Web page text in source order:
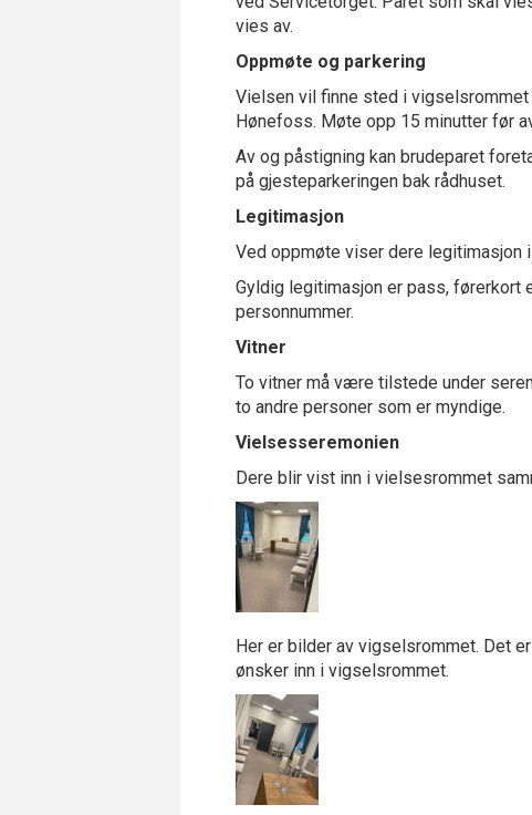
vies av.
Oppmøte og parkering
Vielsen vil finne sted i vigselsrommet
Hønefoss. Møte opp 15 minutter før
Av og påstigning kan brudeparet
på gjesteparkeringen bak rådhuset.
Legitimasjon
Ved oppmøte viser dere legitimasjon
Gyldig legitimasjon er pass, førerkort
personnummer.
Vitner
To vitner må være tilstede under
to andre personer som er myndige.
Vielsesseremonien
Dere blir vist inn i vielsesrommet
Her er bilder av vigselsrommet. Det
ønsker inn i vigselsrommet.